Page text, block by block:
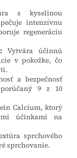
s kyselinou
intenzívnu
regeneráciu
Vytvára účinnú
v pokožke, čo
a bezpečnosť
9 z 10
Calcium, ktorý
účinkami na
sprchového
sprchovanie.